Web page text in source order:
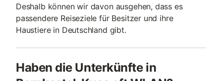
Deshalb können wir davon ausgehen, dass es
passendere Reiseziele für Besitzer und ihre
Haustiere in Deutschland gibt.
Haben die Unterkünfte in